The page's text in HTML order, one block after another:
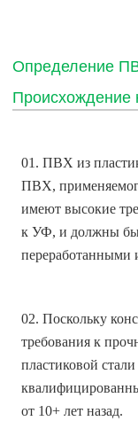
Определение
Происхождение
01. ПВХ из
ПВХ,
имеют высокие
к УФ, и должны
02. Поскольку
требования к
пластиковой
от 10+ лет назад.